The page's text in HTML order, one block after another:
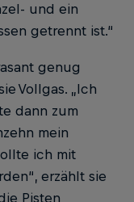
und ein
getrennt ist.“
genug
Vollgas. „Ich
dann zum
mein
ich mit
erzählt sie
Pisten